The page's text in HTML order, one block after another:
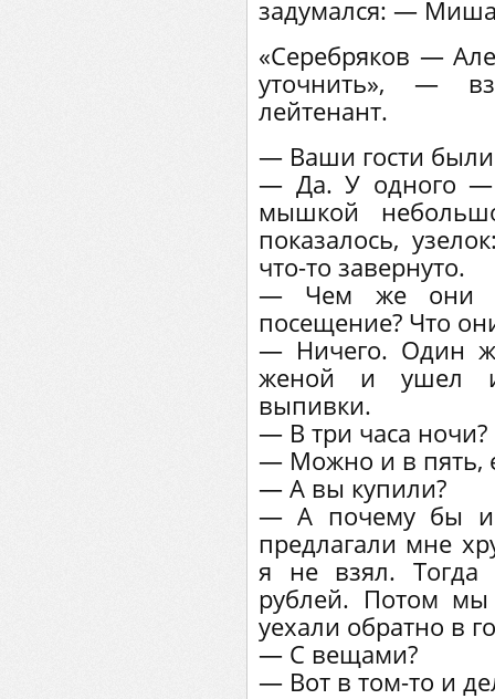
задумался: —
«Серебряков —
уточнить», —
лейтенант.
— Ваши гости
— Да. У одного —
мышкой
показалось,
что-то завернуто.
— Чем же они
посещение? Что
— Ничего. Один
женой и ушел
выпивки.
— В три часа ночи?
— Можно и в пять,
— А вы купили?
— А почему бы и
предлагали мне
я не взял. Тогда
рублей. Потом
уехали обратно в
— С вещами?
— Вот в том-то и